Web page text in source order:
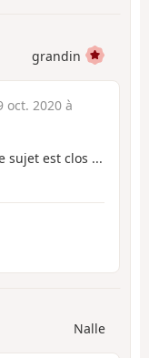
grandin
oct. 2020 à
sujet est clos ...
Nalle